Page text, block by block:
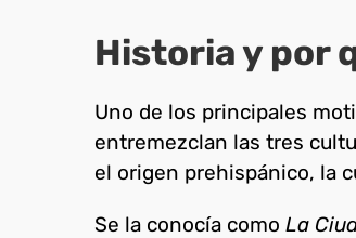
Historia y por
Uno de los principales
entremezclan las tres
el origen prehispánico, la
Se la conocía como La